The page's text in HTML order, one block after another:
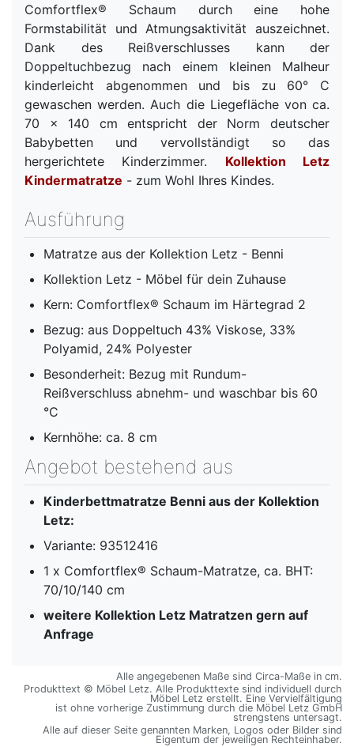
Comfortflex® Schaum durch eine hohe
Formstabilität und Atmungsaktivität auszeichnet.
Dank des Reißverschlusses kann der
Doppeltuchbezug nach einem kleinen Malheur
kinderleicht abgenommen und bis zu 60° C
gewaschen werden. Auch die Liegefläche von ca.
70 x 140 cm entspricht der Norm deutscher
Babybetten und vervollständigt so das
hergerichtete Kinderzimmer. Kollektion Letz
Kindermatratze - zum Wohl Ihres Kindes.
Ausführung
Matratze aus der Kollektion Letz - Benni
Kollektion Letz - Möbel für dein Zuhause
Kern: Comfortflex® Schaum im Härtegrad 2
Bezug: aus Doppeltuch 43% Viskose, 33%
Polyamid, 24% Polyester
Besonderheit: Bezug mit Rundum-
Reißverschluss abnehm- und waschbar bis 60
°C
Kernhöhe: ca. 8 cm
Angebot bestehend aus
Kinderbettmatratze Benni aus der Kollektion
Letz:
Variante: 93512416
1 x Comfortflex® Schaum-Matratze, ca. BHT:
70/10/140 cm
weitere Kollektion Letz Matratzen gern auf
Anfrage
Alle angegebenen Maße sind Circa-Maße in cm.
Produkttext © Möbel Letz. Alle Produkttexte sind individuell durch
Möbel Letz erstellt. Eine Vervielfältigung
ist ohne vorherige Zustimmung durch die Möbel Letz GmbH
strengstens untersagt.
Alle auf dieser Seite genannten Marken, Logos oder Bilder sind
Eigentum der jeweiligen Rechteinhaber.